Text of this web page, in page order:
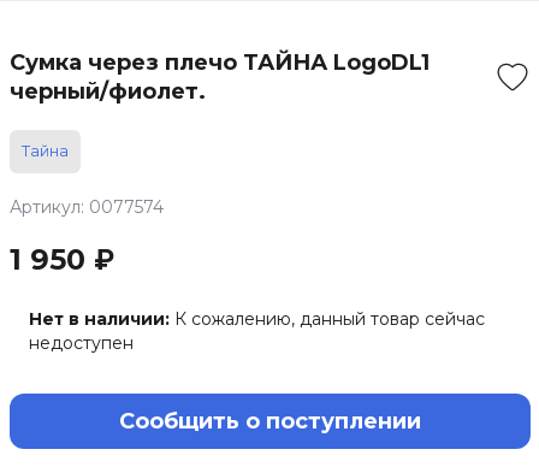
Сумка через плечо ТАЙНА LogoDL1
черный/фиолет.
Тайна
Артикул: 0077574
1 950 ₽
Нет в наличии: К сожалению, данный товар сейчас
недоступен
Сообщить о поступлении